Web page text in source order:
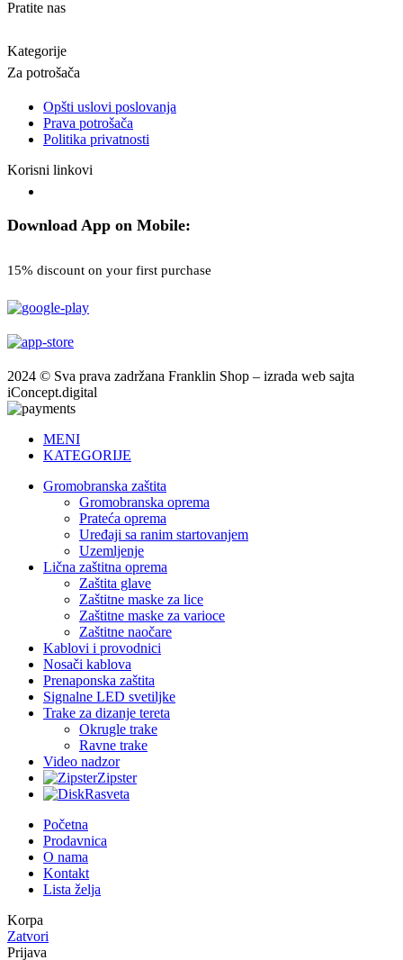
Pratite nas
Kategorije
Za potrošača
Opšti uslovi poslovanja
Prava potrošača
Politika privatnosti
Korisni linkovi
Download App on Mobile:
15% discount on your first purchase
2024 © Sva prava zadržana Franklin Shop – izrada web sajta
iConcept.digital
MENI
KATEGORIJE
Gromobranska zaštita
Gromobranska oprema
Prateća oprema
Uređaji sa ranim startovanjem
Uzemljenje
Lična zaštitna oprema
Zaštita glave
Zaštitne maske za lice
Zaštitne maske za varioce
Zaštitne naočare
Kablovi i provodnici
Nosači kablova
Prenaponska zaštita
Signalne LED svetiljke
Trake za dizanje tereta
Okrugle trake
Ravne trake
Video nadzor
Zipster
Rasveta
Početna
Prodavnica
O nama
Kontakt
Lista želja
Korpa
Zatvori
Prijava